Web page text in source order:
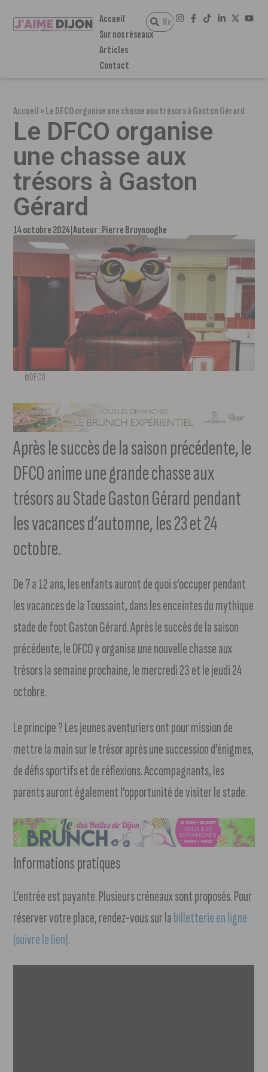
Accueil
Sur nos réseaux
Articles
Contact
Accueil»Le DFCO organise une chasse aux trésors à Gaston Gérard
Le DFCO organise
une chasse aux
trésors à Gaston
Gérard
14 octobre 2024 Auteur :Pierre Bruynooghe
©DFCO
Après le succès de la saison précédente, le
DFCO anime une grande chasse aux
trésors au Stade Gaston Gérard pendant
les vacances d’automne, les 23 et 24
octobre.
De 7 a 12 ans, les enfants auront de quoi s’occuper pendant
les vacances de la Toussaint, dans les enceintes du mythique
stade de foot Gaston Gérard. Après le succès de la saison
précédente, le DFCO y organise une nouvelle chasse aux
trésors la semaine prochaine, le mercredi 23 et le jeudi 24
octobre.
Le principe ? Les jeunes aventuriers ont pour mission de
mettre la main sur le trésor après une succession d’énigmes,
de défis sportifs et de réflexions. Accompagnants, les
parents auront également l’opportunité de visiter le stade.
Informations pratiques
L’entrée est payante. Plusieurs créneaux sont proposés. Pour
réserver votre place, rendez-vous sur labilletterie en ligne
(suivre le lien).